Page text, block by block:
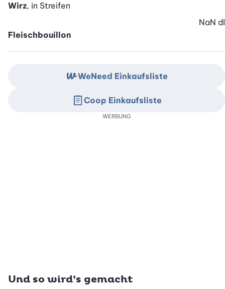
Wirz, in Streifen
Fleischbouillon
NaN dl
Und so wird’s gemacht
WeNeed Einkaufsliste
Coop Einkaufsliste
WERBUNG